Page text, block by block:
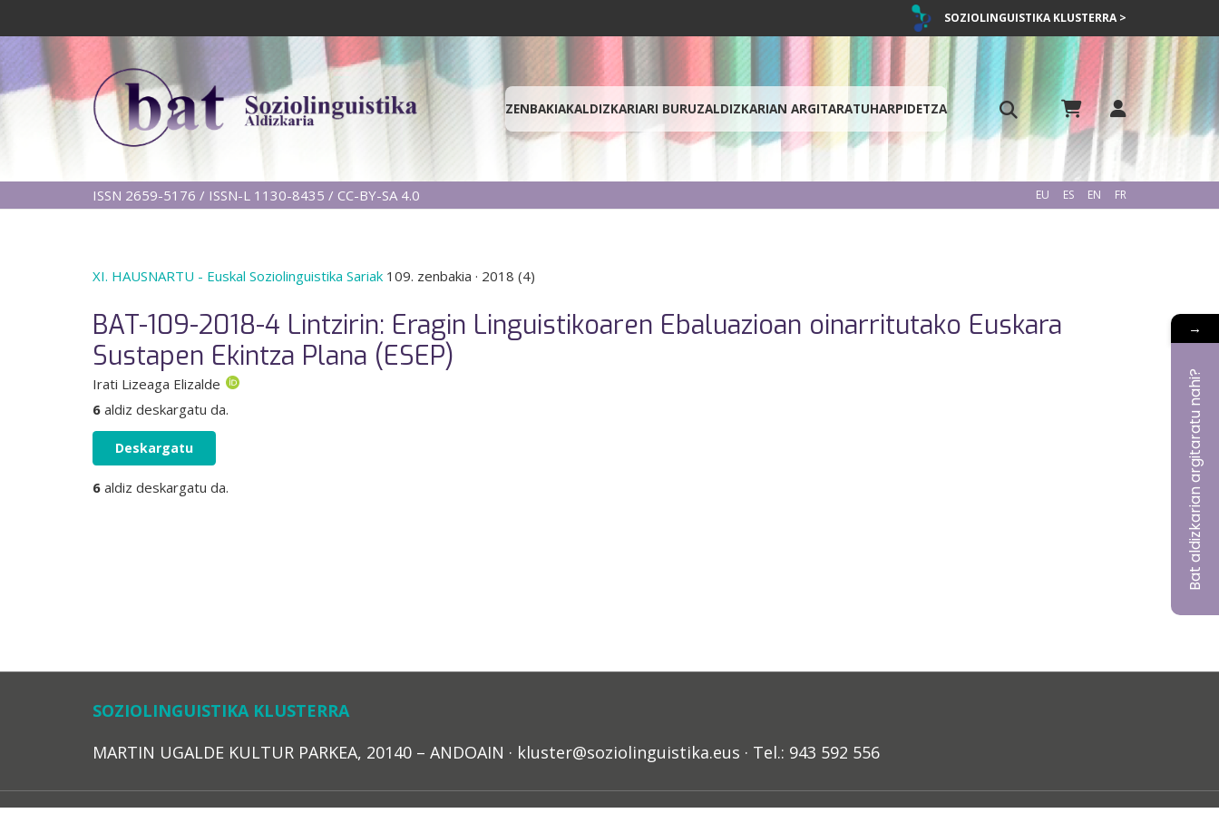
SOZIOLINGUISTIKA KLUSTERRA >
ZENBAKIAKALDIZKARIARI BURUZALDIZKARIAN ARGITARATUHARPIDETZA
ISSN 2659-5176 / ISSN-L 1130-8435 / CC-BY-SA 4.0 EU ES EN FR
XI. HAUSNARTU - Euskal Soziolinguistika Sariak 109. zenbakia · 2018 (4)
BAT-109-2018-4 Lintzirin: Eragin Linguistikoaren Ebaluazioan oinarritutako Euskara
Sustapen Ekintza Plana (ESEP)
Irati Lizeaga Elizalde
6 aldiz deskargatu da.
Deskargatu
6 aldiz deskargatu da.
SOZIOLINGUISTIKA KLUSTERRA
MARTIN UGALDE KULTUR PARKEA, 20140 – ANDOAIN · kluster@soziolinguistika.eus · Tel.: 943 592 556
→
Bat aldizkarian argitaratu nahi?